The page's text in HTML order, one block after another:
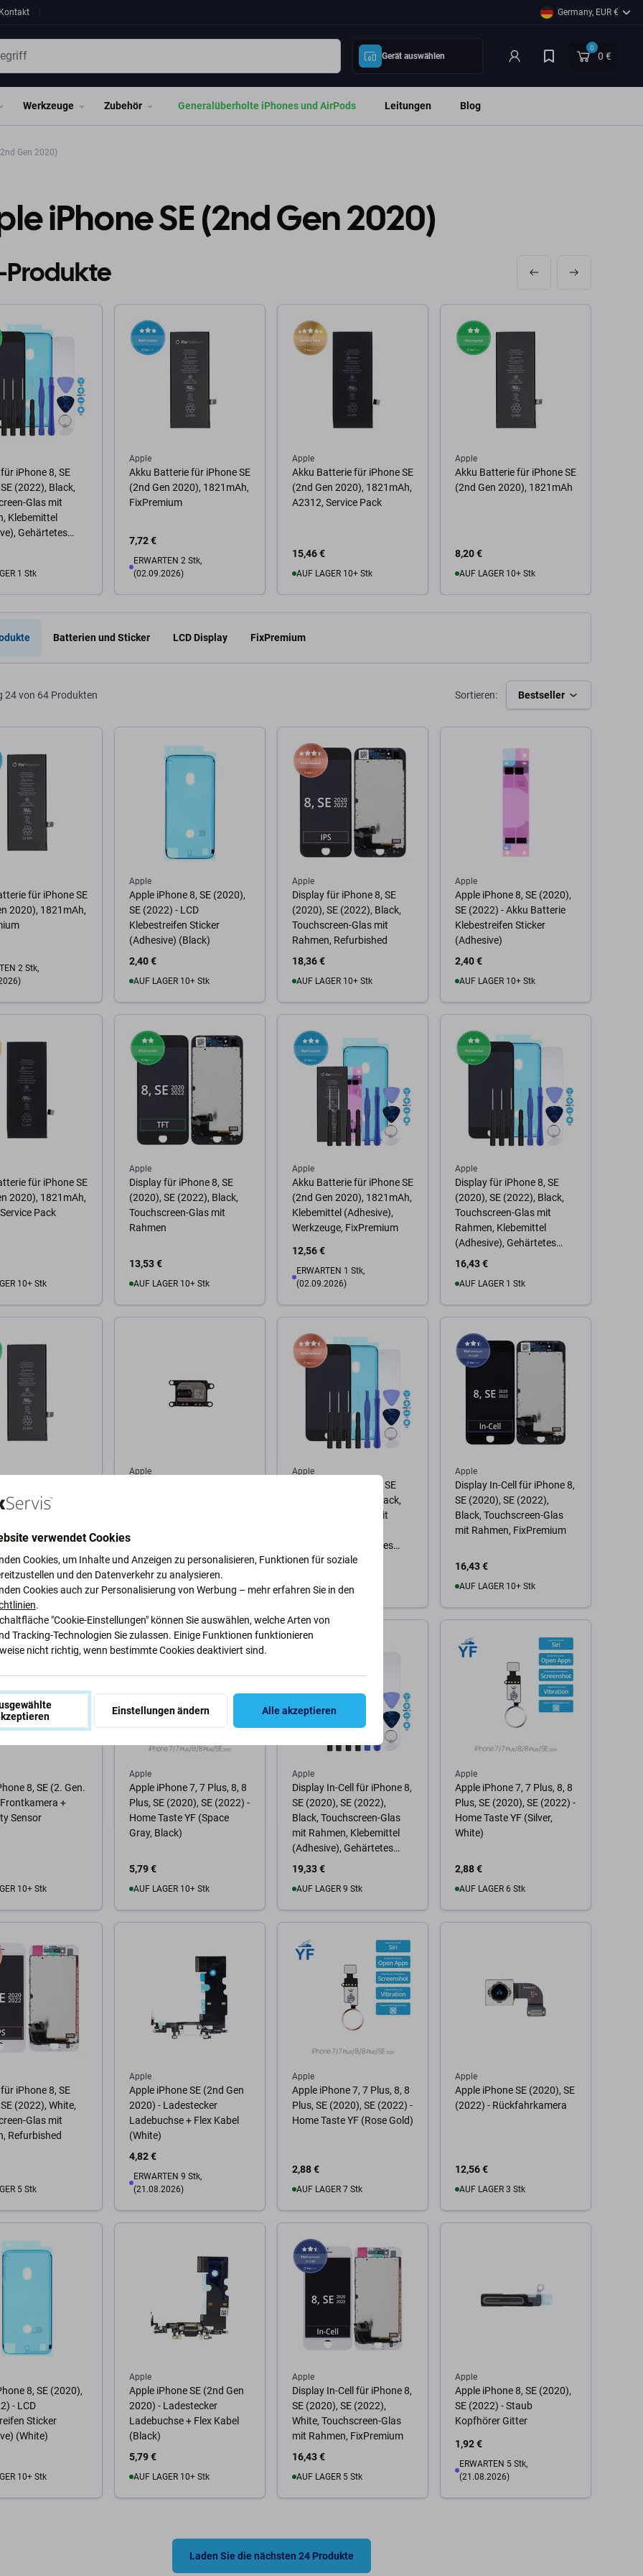
Kontakt Germany, EUR €
Gerät auswählen
0
0 €
Werkzeuge Zubehör Generalüberholte iPhones und AirPods Leitungen Blog
Gen 2020)
iPhone SE (2nd Gen 2020)
Produkte
iPhone 8, SE
(2022), Black,
Glas mit
Klebemittel
Gehärtetes
1 Stk
Apple
Akku Batterie für iPhone SE
(2nd Gen 2020), 1821mAh,
FixPremium
7,72 €
ERWARTEN 2 Stk,
(02.09.2026)
Zum Warenkorb
Apple
Akku Batterie für iPhone SE
(2nd Gen 2020), 1821mAh,
A2312, Service Pack
15,46 €
AUF LAGER 10+ Stk
Zum Warenkorb
Apple
Akku Batterie für iPhone SE
(2nd Gen 2020), 1821mAh
8,20 €
AUF LAGER 10+ Stk
Zum Warenkorb
Batterien und Sticker LCD Display FixPremium
24 von 64 Produkten Sortieren: Bestseller
für iPhone SE
2020), 1821mAh,
2 Stk,
Apple
Apple iPhone 8, SE (2020),
SE (2022) - LCD
Klebestreifen Sticker
(Adhesive) (Black)
2,40 €
AUF LAGER 10+ Stk
Apple
Display für iPhone 8, SE
(2020), SE (2022), Black,
Touchscreen-Glas mit
Rahmen, Refurbished
18,36 €
AUF LAGER 10+ Stk
Apple
Apple iPhone 8, SE (2020),
SE (2022) - Akku Batterie
Klebestreifen Sticker
(Adhesive)
2,40 €
AUF LAGER 10+ Stk
für iPhone SE
2020), 1821mAh,
Pack
10+ Stk
Apple
Display für iPhone 8, SE
(2020), SE (2022), Black,
Touchscreen-Glas mit
Rahmen
13,53 €
AUF LAGER 10+ Stk
Apple
Akku Batterie für iPhone SE
(2nd Gen 2020), 1821mAh,
Klebemittel (Adhesive),
Werkzeuge, FixPremium
12,56 €
ERWARTEN 1 Stk,
(02.09.2026)
Zum Warenkorb
Apple
Display für iPhone 8, SE
(2020), SE (2022), Black,
Touchscreen-Glas mit
Rahmen, Klebemittel
(Adhesive), Gehärtetes
Glas, Werkzeuge
16,43 €
AUF LAGER 1 Stk
2020), 1821mAh
10+ Stk
Apple
2,88 €
AUF LAGER 4 Stk
Zum Warenkorb
Apple
Display für iPhone 8, SE
(2020), SE (2022), Black,
Touchscreen-Glas mit
(Adhesive), Gehärtetes
Glas, Werkzeuge,
22,23 €
AUF LAGER 1 Stk
Apple
Display In-Cell für iPhone 8,
SE (2020), SE (2022),
Black, Touchscreen-Glas
mit Rahmen, FixPremium
16,43 €
AUF LAGER 10+ Stk
8, SE (2. Gen.
+
Sensor
10+ Stk
Apple
Apple iPhone 7, 7 Plus, 8, 8
Plus, SE (2020), SE (2022) -
Home Taste YF (Space
Gray, Black)
5,79 €
AUF LAGER 10+ Stk
Apple
Display In-Cell für iPhone 8,
SE (2020), SE (2022),
Black, Touchscreen-Glas
mit Rahmen, Klebemittel
(Adhesive), Gehärtetes
Glas, Werkzeuge,
19,33 €
AUF LAGER 9 Stk
Apple
Apple iPhone 7, 7 Plus, 8, 8
Plus, SE (2020), SE (2022) -
Home Taste YF (Silver,
White)
2,88 €
AUF LAGER 6 Stk
iPhone 8, SE
(2022), White,
Glas mit
Refurbished
5 Stk
Apple
Apple iPhone SE (2nd Gen
2020) - Ladestecker
Ladebuchse + Flex Kabel
(White)
4,82 €
ERWARTEN 9 Stk,
(21.08.2026)
Apple
Apple iPhone 7, 7 Plus, 8, 8
Plus, SE (2020), SE (2022) -
Home Taste YF (Rose Gold)
2,88 €
AUF LAGER 7 Stk
Apple
Apple iPhone SE (2020), SE
(2022) - Rückfahrkamera
12,56 €
AUF LAGER 3 Stk
8, SE (2020),
- LCD
Sticker
(White)
10+ Stk
Apple
Apple iPhone SE (2nd Gen
2020) - Ladestecker
Ladebuchse + Flex Kabel
(Black)
5,79 €
AUF LAGER 10+ Stk
Apple
Display In-Cell für iPhone 8,
SE (2020), SE (2022),
White, Touchscreen-Glas
mit Rahmen, FixPremium
16,43 €
AUF LAGER 5 Stk
Apple
Apple iPhone 8, SE (2020),
SE (2022) - Staub
Kopfhörer Gitter
1,92 €
ERWARTEN 5 Stk,
(21.08.2026)
Laden Sie die nächsten 24 Produkte
verwendet Cookies
Cookies, um Inhalte und Anzeigen zu personalisieren, Funktionen für soziale
und den Datenverkehr zu analysieren.
Cookies auch zur Personalisierung von Werbung – mehr erfahren Sie in den
.
"Cookie-Einstellungen" können Sie auswählen, welche Arten von
Tracking-Technologien Sie zulassen. Einige Funktionen funktionieren
nicht richtig, wenn bestimmte Cookies deaktiviert sind.
Einstellungen ändern Alle akzeptieren